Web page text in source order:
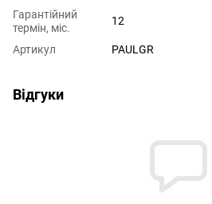
Гарантійний
термін, міс.
12
Артикул PAULGR
Відгуки